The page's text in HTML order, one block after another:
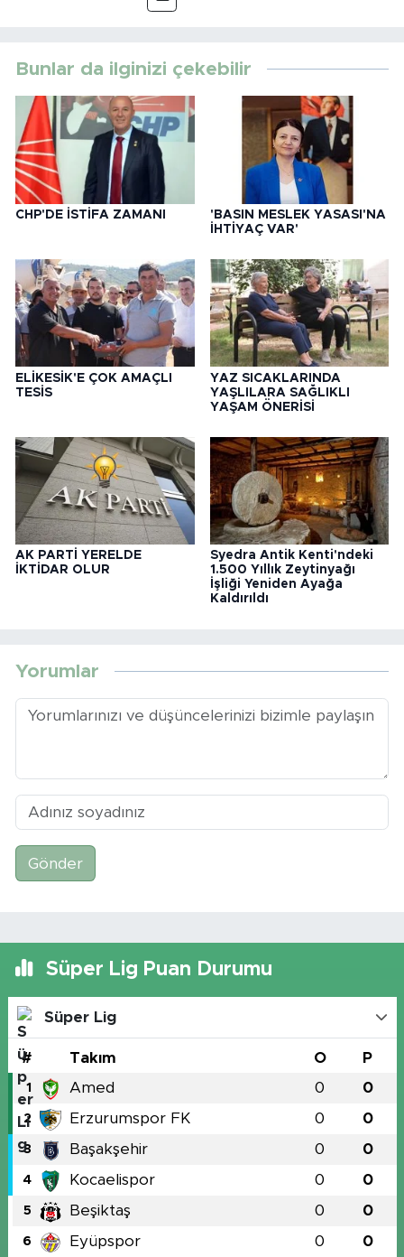
Bunlar da ilginizi çekebilir
CHP'DE İSTİFA ZAMANI
'BASIN MESLEK YASASI'NA
İHTİYAÇ VAR'
ELİKESİK'E ÇOK AMAÇLI
TESİS
YAZ SICAKLARINDA
YAŞLILARA SAĞLIKLI
YAŞAM ÖNERİSİ
AK PARTİ YERELDE
İKTİDAR OLUR
Syedra Antik Kenti'ndeki
1.500 Yıllık Zeytinyağı
İşliği Yeniden Ayağa
Kaldırıldı
Yorumlar
Gönder
Süper Lig Puan Durumu
Süper Lig
# Takım O P
1 Amed 0 0
2 Erzurumspor FK 0 0
3 Başakşehir 0 0
4 Kocaelispor 0 0
5 Beşiktaş 0 0
6 Eyüpspor 0 0